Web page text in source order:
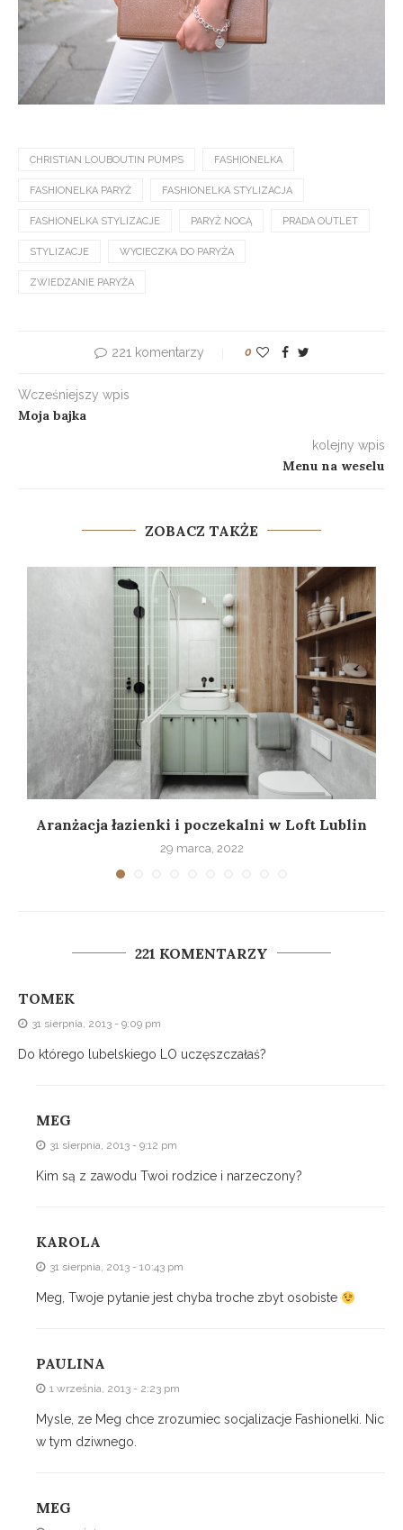
CHRISTIAN LOUBOUTIN PUMPS FASHIONELKA
FASHIONELKA PARYŻ FASHIONELKA STYLIZACJA
FASHIONELKA STYLIZACJE PARYŻ NOCĄ PRADA OUTLET
STYLIZACJE WYCIECZKA DO PARYŻA
ZWIEDZANIE PARYŻA
221 komentarzy 0
Wcześniejszy wpis
Moja bajka
kolejny wpis
Menu na weselu
ZOBACZ TAKŻE
Aranżacja łazienki i poczekalni w Loft Lublin
29 marca, 2022
221 KOMENTARZY
TOMEK
31 sierpnia, 2013 - 9:09 pm
Do którego lubelskiego LO uczęszczałaś?
MEG
31 sierpnia, 2013 - 9:12 pm
Kim są z zawodu Twoi rodzice i narzeczony?
KAROLA
31 sierpnia, 2013 - 10:43 pm
Meg, Twoje pytanie jest chyba troche zbyt osobiste
PAULINA
1 września, 2013 - 2:23 pm
Mysle, ze Meg chce zrozumiec socjalizacje Fashionelki. Nic
w tym dziwnego.
MEG